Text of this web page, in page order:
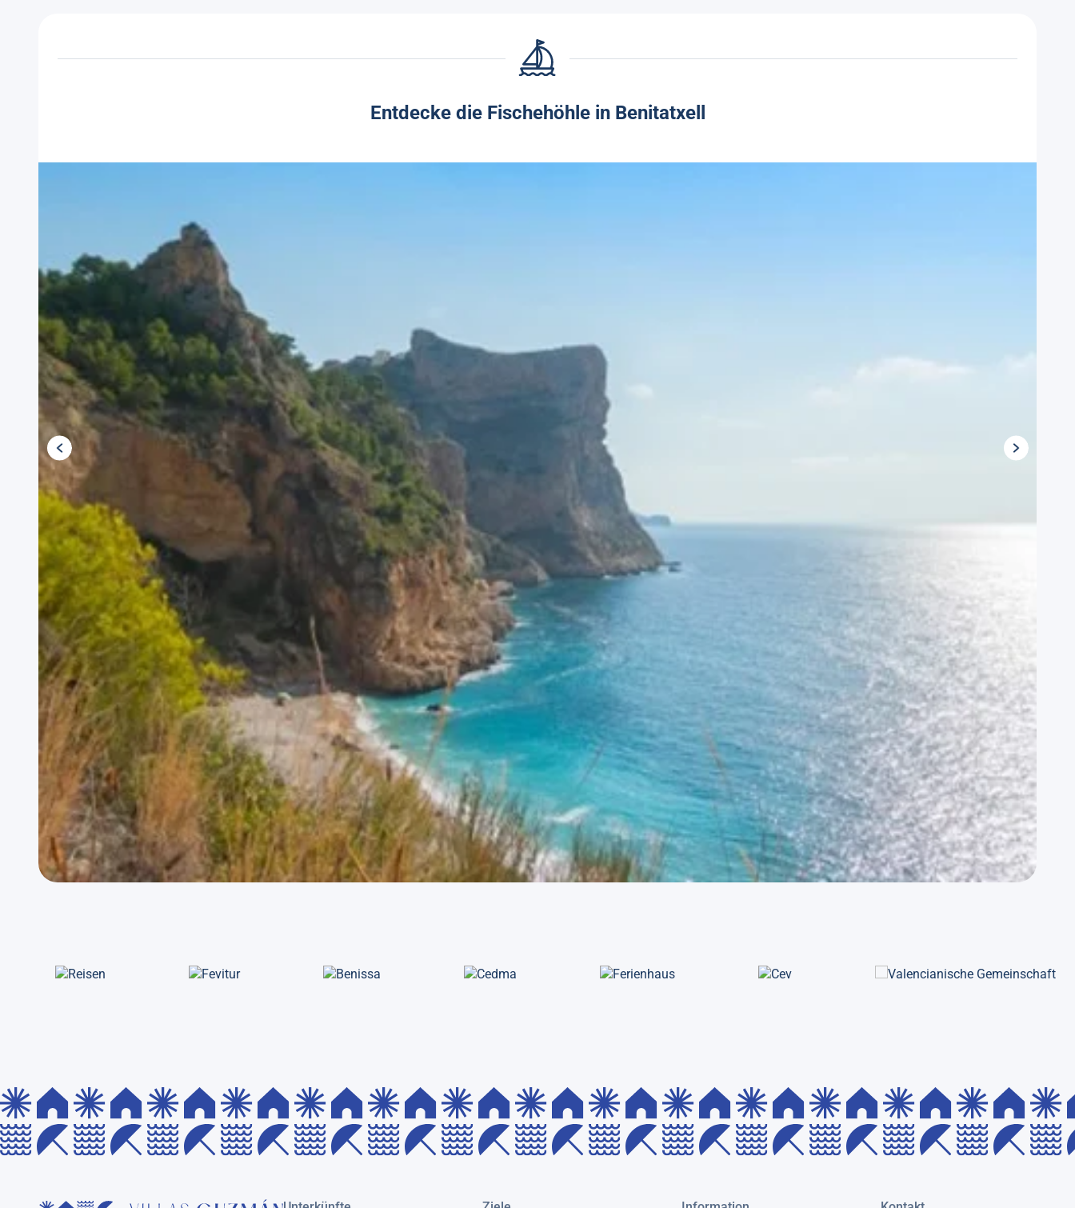
Entdecke die Fischehöhle in Benitatxell